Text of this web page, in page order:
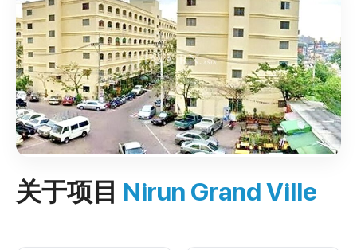
关于项目 Nirun Grand Ville